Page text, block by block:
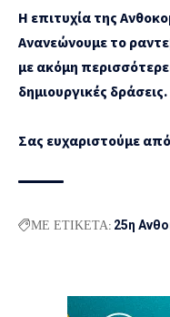
Η επιτυχία της
Ανανεώνουμε το
με ακόμη
δημιουργικές δράσεις.
Σας ευχαριστούμε
ΜΕ ΕΤΙΚΕΤΑ: 25η